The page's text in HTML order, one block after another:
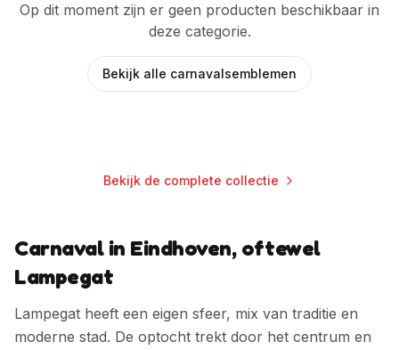
Op dit moment zijn er geen producten beschikbaar in
deze categorie.
Bekijk alle carnavalsemblemen
Bekijk de complete collectie
Carnaval in Eindhoven, oftewel
Lampegat
Lampegat heeft een eigen sfeer, mix van traditie en
moderne stad. De optocht trekt door het centrum en